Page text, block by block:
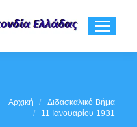
Αρχική
Διδασκαλικό Βήμα
11 Ιανουαρίου 1931